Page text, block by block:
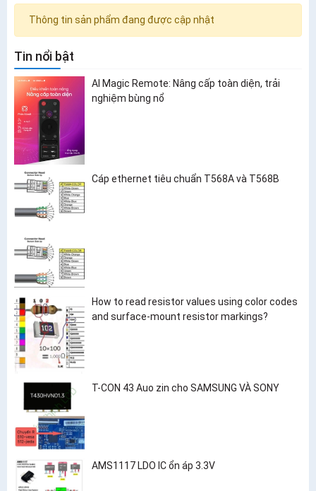
Thông tin sản phẩm đang được cập nhật
Tin nổi bật
AI Magic Remote: Nâng cấp toàn diện, trải
nghiệm bùng nổ
Cáp ethernet tiêu chuẩn T568A và T568B
How to read resistor values using color codes
and surface-mount resistor markings?
T-CON 43 Auo zin cho SAMSUNG VÀ SONY
AMS1117 LDO IC ổn áp 3.3V